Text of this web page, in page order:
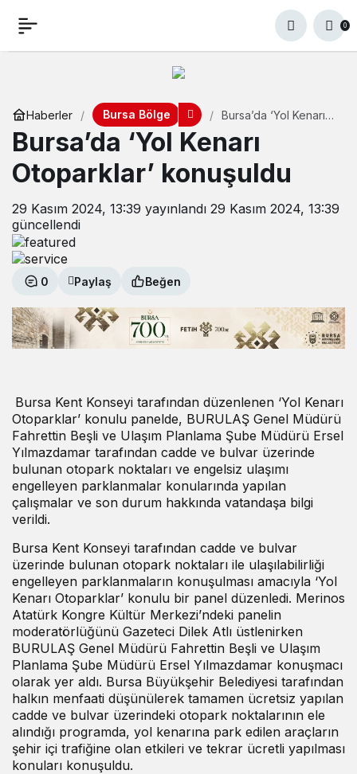
0
Haberler Bursa Bölge
Bursa’da ‘Yol Kenarı
konuşuldu
Bursa’da ‘Yol Kenarı
Otoparklar’ konuşuldu
29 Kasım 2024, 13:39 yayınlandı 29 Kasım 2024, 13:39
güncellendi
0 Paylaş Beğen
Bursa Kent Konseyi tarafından düzenlenen ‘Yol Kenarı
Otoparklar’ konulu panelde, BURULAŞ Genel Müdürü
Fahrettin Beşli ve Ulaşım Planlama Şube Müdürü Ersel
Yılmazdamar tarafından cadde ve bulvar üzerinde
bulunan otopark noktaları ve engelsiz ulaşımı
engelleyen parklanmalar konularında yapılan
çalışmalar ve son durum hakkında vatandaşa bilgi
verildi.
Bursa Kent Konseyi tarafından cadde ve bulvar
üzerinde bulunan otopark noktaları ile ulaşılabilirliği
engelleyen parklanmaların konuşulması amacıyla ‘Yol
Kenarı Otoparklar’ konulu bir panel düzenledi. Merinos
Atatürk Kongre Kültür Merkezi’ndeki panelin
moderatörlüğünü Gazeteci Dilek Atlı üstlenirken
BURULAŞ Genel Müdürü Fahrettin Beşli ve Ulaşım
Planlama Şube Müdürü Ersel Yılmazdamar konuşmacı
olarak yer aldı. Bursa Büyükşehir Belediyesi tarafından
halkın menfaati düşünülerek tamamen ücretsiz yapılan
cadde ve bulvar üzerindeki otopark noktalarının ele
alındığı programda, yol kenarına park edilen araçların
şehir içi trafiğine olan etkileri ve tekrar ücretli yapılması
konuları konuşuldu.